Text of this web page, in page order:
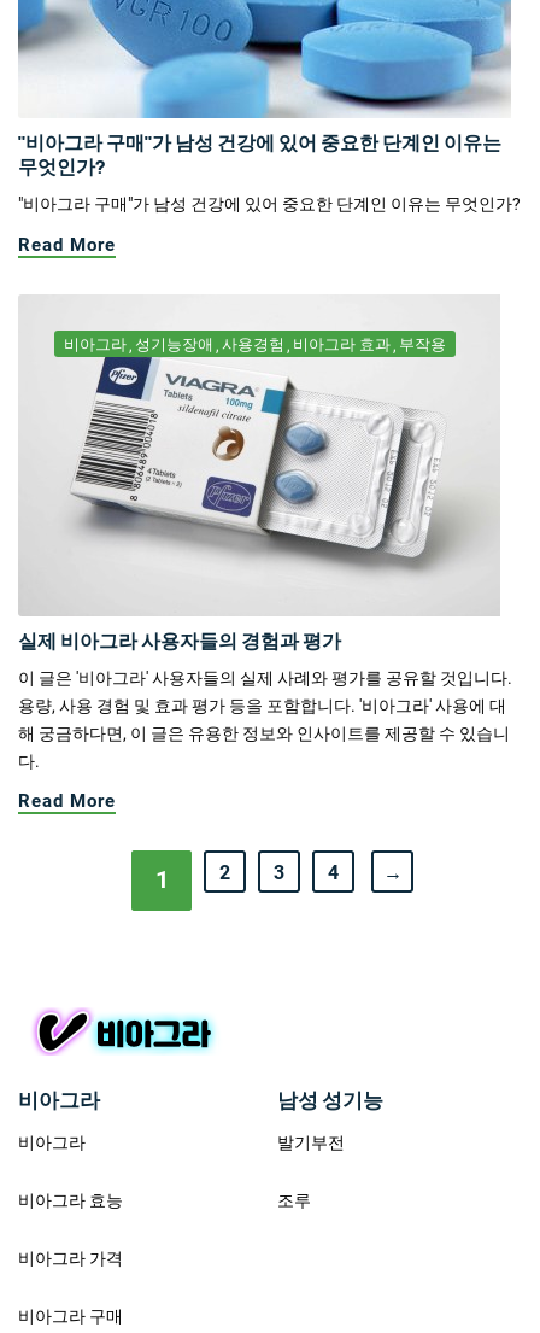
"비아그라 구매"가 남성 건강에 있어 중요한 단계인 이유는
무엇인가?
"비아그라 구매"가 남성 건강에 있어 중요한 단계인 이유는 무엇인가?
Read More
비아그라 성기능장애 사용경험 비아그라 효과 부작용
실제 비아그라 사용자들의 경험과 평가
이 글은 '비아그라' 사용자들의 실제 사례와 평가를 공유할 것입니다.
용량, 사용 경험 및 효과 평가 등을 포함합니다. '비아그라' 사용에 대
해 궁금하다면, 이 글은 유용한 정보와 인사이트를 제공할 수 있습니
다.
Read More
1 2 3 4 →
비아그라
비아그라
비아그라 효능
비아그라 가격
비아그라 구매
남성 성기능
발기부전
조루